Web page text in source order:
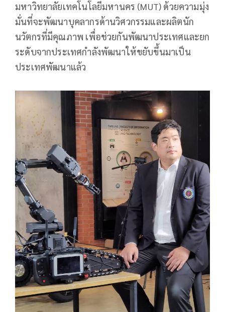
มหาวิทยาลัยเทคโนโลยีมหานคร (MUT) ด้วยความมุ่ง
มั่นที่จะพัฒนาบุคลากรด้านวิศวกรรมและผลิตนัก
นวัตกรที่มีคุณภาพ เพื่อช่วยกันพัฒนาประเทศและยก
ระดับจากประเทศกำลังพัฒนาให้ขยับขึ้นมาเป็น
ประเทศพัฒนาแล้ว